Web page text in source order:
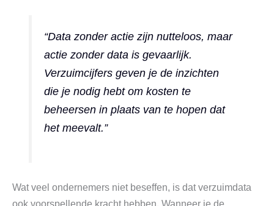
“Data zonder actie zijn nutteloos, maar
actie zonder data is gevaarlijk.
Verzuimcijfers geven je de inzichten
die je nodig hebt om kosten te
beheersen in plaats van te hopen dat
het meevalt.”
Wat veel ondernemers niet beseffen, is dat verzuimdata
ook voorspellende kracht hebben. Wanneer je de